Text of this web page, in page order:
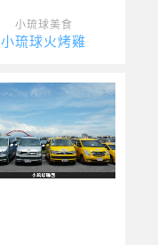
小琉球美食
小琉球火烤雞